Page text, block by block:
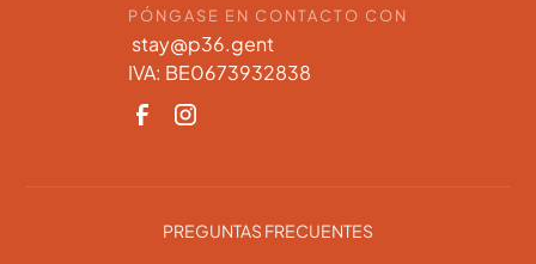
PÓNGASE EN CONTACTO CON
stay@p36.gent
IVA: BE0673932838
PREGUNTAS FRECUENTES